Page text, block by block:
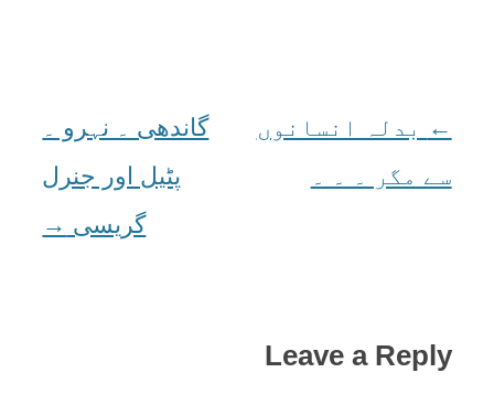
Post
navigation
←
بدلہ انسانوں
سے مگر ۔ ۔ ۔
گاندھی ۔ نہرو ۔
پٹيل اور جنرل
گريسی →
Leave a Reply